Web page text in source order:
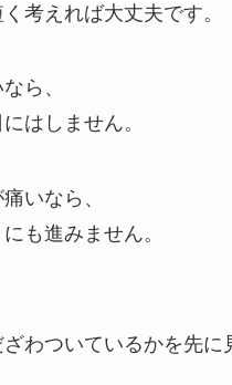
考えれば大丈夫です。
ら、
はしません。
いなら、
も進みません。
わついているかを先に